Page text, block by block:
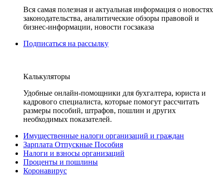
Вся самая полезная и актуальная информация о новостях
законодательства, аналитические обзоры правовой и
бизнес-информации, новости госзаказа
Подписаться на рассылку
Калькуляторы
Удобные онлайн-помощники для бухгалтера, юриста и
кадрового специалиста, которые помогут рассчитать
размеры пособий, штрафов, пошлин и других
необходимых показателей.
Имущественные налоги организаций и граждан
Зарплата Отпускные Пособия
Налоги и взносы организаций
Проценты и пошлины
Коронавирус